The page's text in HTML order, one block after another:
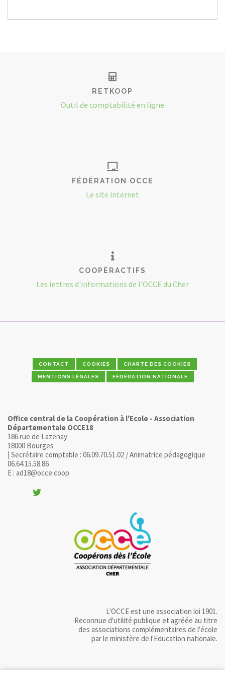
RETKOOP
Outil de comptabilité en ligne
FÉDÉRATION OCCE
Le site internet
COOPÉRACTIFS
Les lettres d'informations de l'OCCE du Cher
CONTACT COOKIES CHARTE DES COOKIES
MENTIONS LÉGALES FÉDÉRATION NATIONALE
Office central de la Coopération à l'Ecole - Association
Départementale OCCE18
186 rue de Lazenay
18000 Bourges
| Secrétaire comptable : 06.09.70.51.02 / Animatrice pédagogique
06.64.15.58.86
E : ad18@occe.coop
L'OCCE est une association loi 1901.
Reconnue d'utilité publique et agréée au titre
des associations complémentaires de l'école
par le ministère de l'Education nationale.